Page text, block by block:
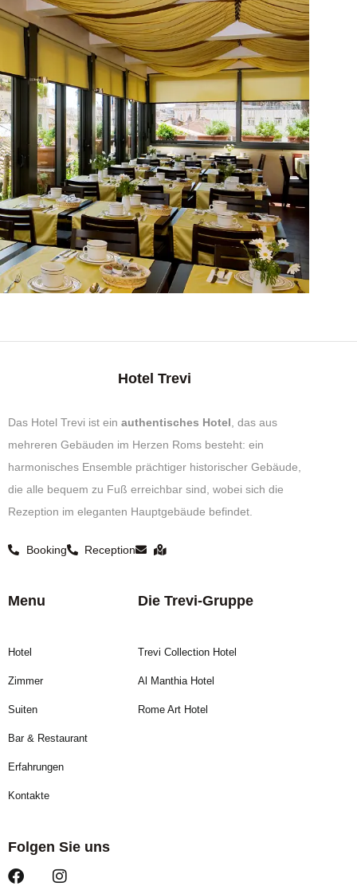
Hotel Trevi
Das Hotel Trevi ist ein authentisches Hotel , das aus
mehreren Gebäuden im Herzen Roms besteht: ein
harmonisches Ensemble prächtiger historischer Gebäude,
die alle bequem zu Fuß erreichbar sind, wobei sich die
Rezeption im eleganten Hauptgebäude befindet.
Booking Reception
Menu
Hotel
Zimmer
Suiten
Bar & Restaurant
Erfahrungen
Kontakte
Die Trevi-Gruppe
Trevi Collection Hotel
Al Manthia Hotel
Rome Art Hotel
Folgen Sie uns